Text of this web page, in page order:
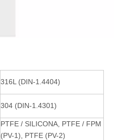
316L (DIN-1.4404)
304 (DIN-1.4301)
PTFE / SILICONA, PTFE / FPM
(PV-1), PTFE (PV-2)